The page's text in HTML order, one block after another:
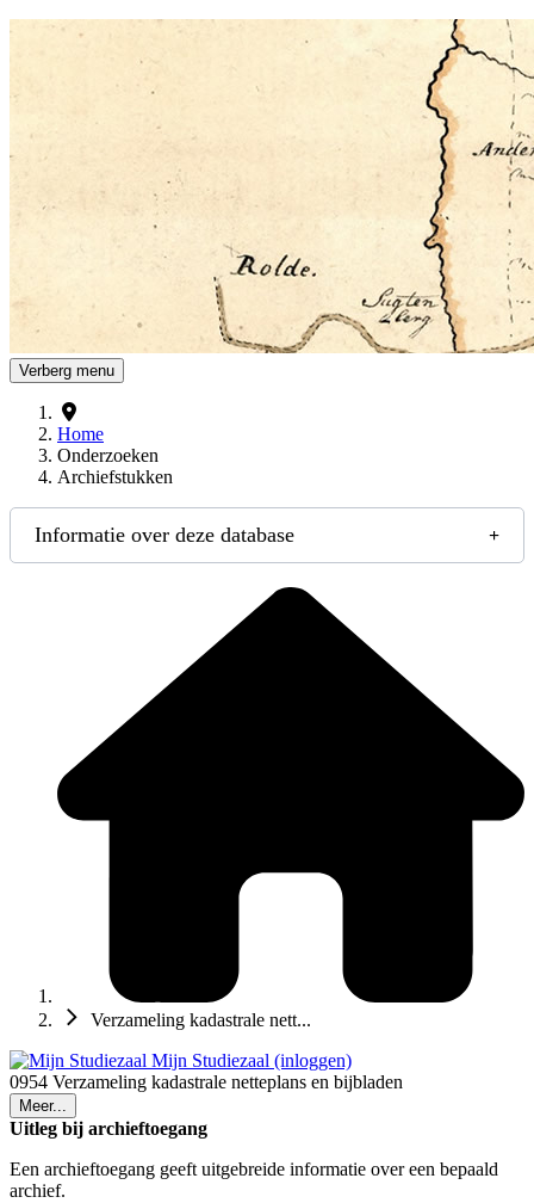
Drents Archief
Verberg menu
Home
Onderzoeken
Archiefstukken
Informatie over deze database
Verzameling kadastrale nett...
Mijn Studiezaal (inloggen)
0954 Verzameling kadastrale netteplans en bijbladen
Meer...
Uitleg bij archieftoegang
Een archieftoegang geeft uitgebreide informatie over een bepaald
archief.